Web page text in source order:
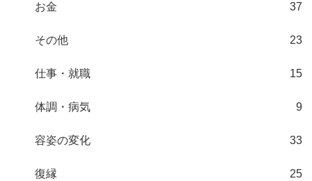
お金 37
その他 23
仕事・就職 15
体調・病気 9
容姿の変化 33
復縁 25